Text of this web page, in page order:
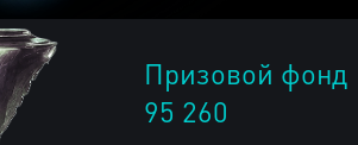
Призовой фонд
95 260